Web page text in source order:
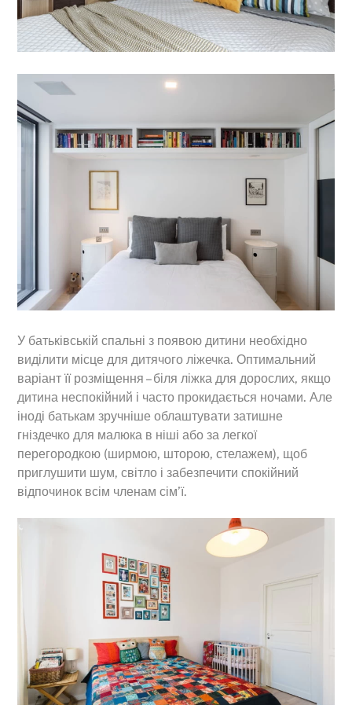
У батьківській спальні з появою дитини необхідно
виділити місце для дитячого ліжечка. Оптимальний
варіант її розміщення – біля ліжка для дорослих, якщо
дитина неспокійний і часто прокидається ночами. Але
іноді батькам зручніше облаштувати затишне
гніздечко для малюка в ніші або за легкої
перегородкою (ширмою, шторою, стелажем), щоб
приглушити шум, світло і забезпечити спокійний
відпочинок всім членам сім’ї.